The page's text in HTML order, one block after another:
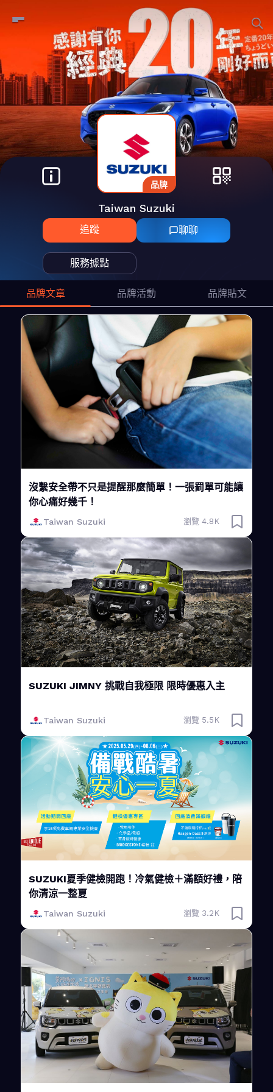
品牌
Taiwan Suzuki
追蹤 聊聊
服務據點
品牌文章 品牌活動 品牌貼文
沒繫安全帶不只是提醒那麼簡單！一張罰單可能讓
你心痛好幾千！
Taiwan Suzuki 瀏覽 4.8K
SUZUKI JIMNY 挑戰自我極限 限時優惠入主
Taiwan Suzuki 瀏覽 5.5K
SUZUKI夏季健檢開跑！冷氣健檢＋滿額好禮，陪
你清涼一整夏
Taiwan Suzuki 瀏覽 3.2K